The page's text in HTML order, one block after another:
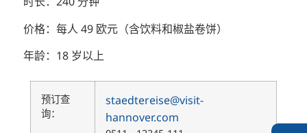
价格：每人 49 欧元（含饮料和椒盐卷饼）
年龄：18 岁以上
预订查
询：
staedtereise@visit-
hannover.com